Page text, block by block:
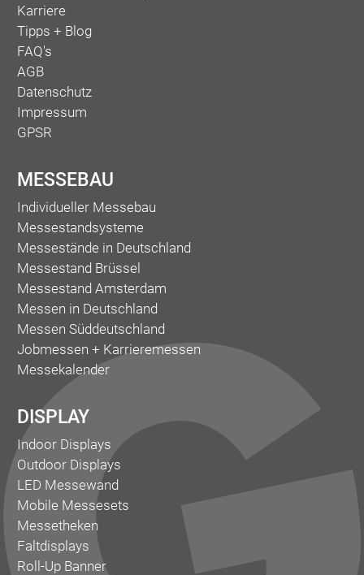
Karriere
Tipps + Blog
FAQ's
AGB
Datenschutz
Impressum
GPSR
MESSEBAU
Individueller Messebau
Messestandsysteme
Messestände in Deutschland
Messestand Brüssel
Messestand Amsterdam
Messen in Deutschland
Messen Süddeutschland
Jobmessen + Karrieremessen
Messekalender
DISPLAY
Indoor Displays
Outdoor Displays
LED Messewand
Mobile Messesets
Messetheken
Faltdisplays
Roll-Up Banner